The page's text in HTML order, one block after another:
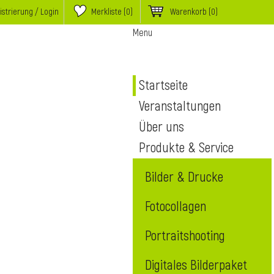
/ Login Merkliste (0) Warenkorb (0)
Menu
Startseite
Veranstaltungen
Über uns
Produkte & Service
Bilder & Drucke
Fotocollagen
Portraitshooting
Digitales Bilderpaket